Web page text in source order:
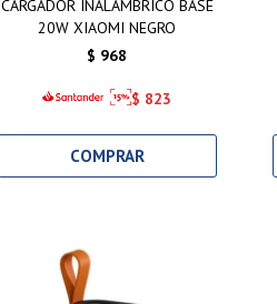
CARGADOR INALÁMBRICO BASE
20W XIAOMI NEGRO
$ 968
$ 823